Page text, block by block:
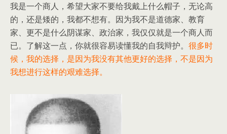
我是一个商人，希望大家不要给我戴上什么帽子，无论高
的，还是矮的，我都不想有。因为我不是道德家、教育
家、更不是什么阴谋家、政治家，我仅仅就是一个商人而
已。了解这一点，你就很容易读懂我的自我辩护。 很多时
候，我的选择，是因为我没有其他更好的选择，不是因为
我想进行这样的艰难选择。